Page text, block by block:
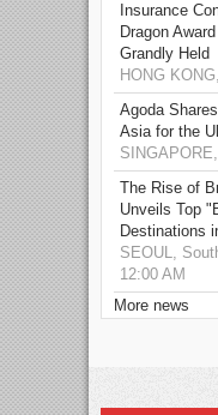
Insurance
Dragon
Grandly Held
HONG
Agoda
Asia for the
The Rise of
Unveils Top
Destinations
SEOUL,
12:00 AM
More news